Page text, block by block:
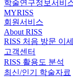
학술연구정보서비
MYRISS
회원서비스
About RISS
RISS 처음 방문 이
고객센터
RISS 활용도 분석
최신/인기 학술자료